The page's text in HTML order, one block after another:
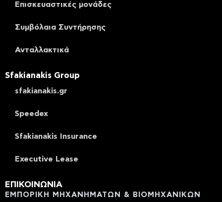
Επισκευαστικές μονάδες
Συμβόλαια Συντήρησης
Ανταλλακτικά
Sfakianakis Group
sfakianakis.gr
Speedex
Sfakianakis Insurance
Executive Lease
ΕΠΙΚΟΙΝΩΝΙΑ
ΕΜΠΟΡΙΚΗ ΜΗΧΑΝΗΜΑΤΩΝ & ΒΙΟΜΗΧΑΝΙΚΩΝ